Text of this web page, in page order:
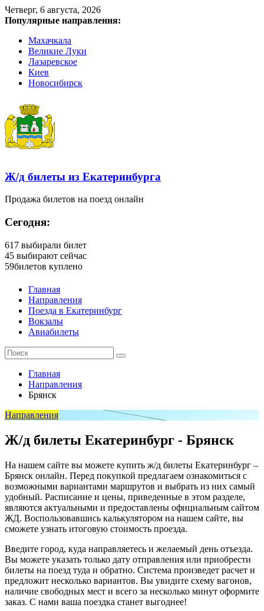
Четверг, 6 августа, 2026
Популярные направления:
Махачкала
Великие Луки
Лазаревское
Киев
Новосибирск
Ж/д билеты из Екатеринбурга
Продажа билетов на поезд онлайн
Сегодня:
617 выбирали билет
45 выбирают сейчас
59билетов куплено
Главная
Направления
Поезда в Екатеринбург
Вокзалы
Авиабилеты
Главная
Направления
Брянск
Направления
Ж/д билеты Екатеринбург - Брянск
На нашем сайте вы можете купить ж/д билеты Екатеринбург –
Брянск онлайн. Перед покупкой предлагаем ознакомиться с
возможными вариантами маршрутов и выбрать из них самый
удобный. Расписание и цены, приведенные в этом разделе,
являются актуальными и предоставлены официальным сайтом
ЖД. Воспользовавшись калькулятором на нашем сайте, вы
сможете узнать итоговую стоимость проезда.
Введите город, куда направляетесь и желаемый день отъезда.
Вы можете указать только дату отправления или приобрести
билеты на поезд туда и обратно. Система произведет расчет и
предложит несколько вариантов. Вы увидите схему вагонов,
наличие свободных мест и всего за несколько минут оформите
заказ. С нами ваша поездка станет выгоднее!